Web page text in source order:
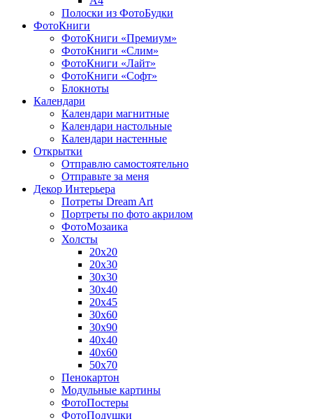
Полоски из ФотоБудки
ФотоКниги
ФотоКниги «Премиум»
ФотоКниги «Слим»
ФотоКниги «Лайт»
ФотоКниги «Софт»
Блокноты
Календари
Календари магнитные
Календари настольные
Календари настенные
Открытки
Отправлю самостоятельно
Отправьте за меня
Декор Интерьера
Потреты Dream Art
Портреты по фото акрилом
ФотоМозаика
Холсты
20х20
20х30
30х30
30х40
20х45
30х60
30х90
40х40
40х60
50х70
Пенокартон
Модульные картины
ФотоПостеры
ФотоПодушки